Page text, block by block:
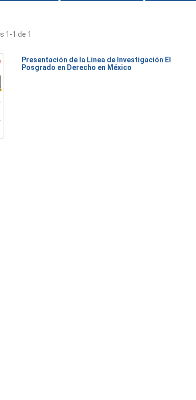
1-1 de 1
Presentación de la Línea de Investigación El
Posgrado en Derecho en México